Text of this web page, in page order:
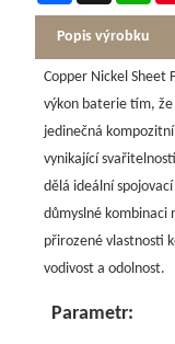
Popis výrobku
Copper Nickel Sheet
výkon baterie tím,
jedinečná
vynikající
dělá ideální
důmyslné kombinaci
přirozené vlastnosti
vodivost a odolnost.
Parametr: